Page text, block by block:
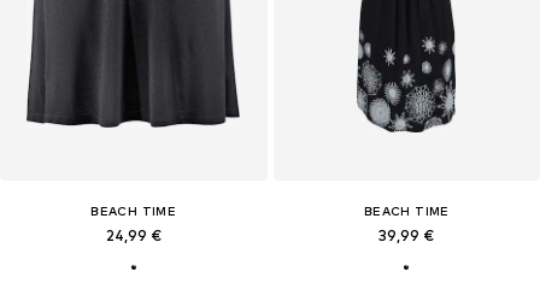
BEACH TIME
24,99 €
BEACH TIME
39,99 €